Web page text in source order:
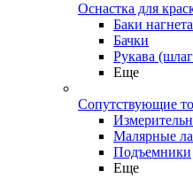
Оснастка для
Баки
Бачки
Рукава
Еще
Сопутствующие
Малярные
Подъемники
Еще